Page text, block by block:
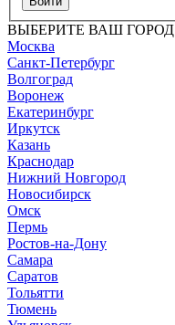
ВЫБЕРИТЕ ВАШ ГОРОД
Москва
Санкт-Петербург
Волгоград
Воронеж
Екатеринбург
Иркутск
Казань
Краснодар
Нижний Новгород
Новосибирск
Омск
Пермь
Ростов-на-Дону
Самара
Саратов
Тольятти
Тюмень